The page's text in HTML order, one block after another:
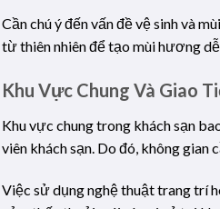
Cần chú ý đến vấn đề vệ sinh và
từ thiên nhiên để tạo mùi hương
Khu Vực Chung Và Giao
Khu vực chung trong khách sạn
viên khách sạn. Do đó, không
Việc sử dụng nghệ thuật trang trí